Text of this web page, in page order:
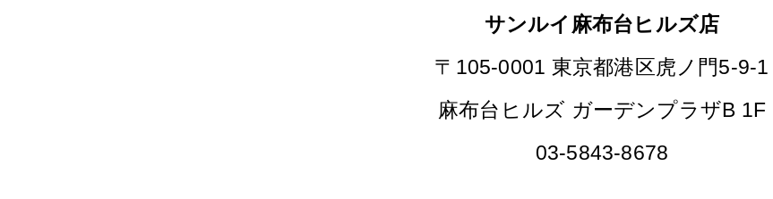
サンルイ麻布台ヒルズ店
〒105-0001 東京都港区虎ノ門5-9-1
麻布台ヒルズ ガーデンプラザB 1F
03-5843-8678